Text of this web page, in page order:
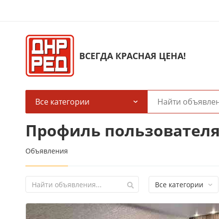
ВСЕГДА КРАСНАЯ ЦЕНА!
Все категории
Профиль
Объявления
Все категории